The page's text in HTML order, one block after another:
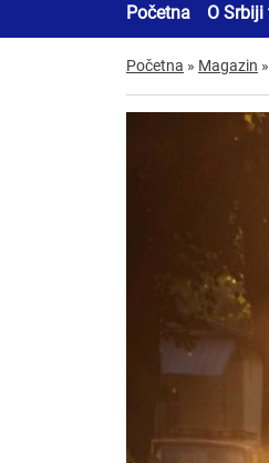
Početna O Srbiji
Početna » Magazin »